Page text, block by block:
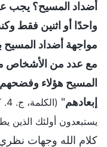
أضداد المسيح؟ يجب
واحدًا أو اثنين فقط
مواجهة أضداد
مع عدد من الأشخاص
المسيح هؤلاء
إبعادهم"
يستبعدون أولئك الذين
كلام الله وجهات